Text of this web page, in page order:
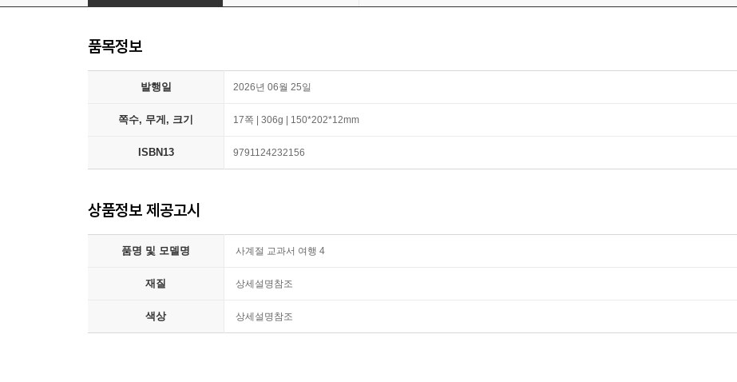
품목정보
발행일 2026년 06월 25일
쪽수, 무게, 크기 17쪽 | 306g | 150*202*12mm
ISBN13 9791124232156
상품정보 제공고시
품명 및 모델명 사계절 교과서 여행 4
재질 상세설명참조
색상 상세설명참조